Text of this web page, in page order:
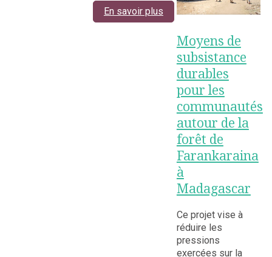
En savoir plus
Moyens de
subsistance
durables
pour les
communautés
autour de la
forêt de
Farankaraina
à
Madagascar
Ce projet vise à
réduire les
pressions
exercées sur la